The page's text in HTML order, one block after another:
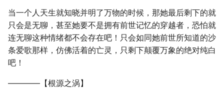
当一个人天生就知晓并明了万物的时候，那她最后剩下的就
只会是无聊，甚至她要不是拥有前世记忆的穿越者，恐怕就
连无聊这种情绪都不会存在吧！只会如同她前世所知道的沙
条爱歌那样，仿佛活着的亡灵，只剩下颠覆万象的绝对纯白
吧！
――――【根源之涡】